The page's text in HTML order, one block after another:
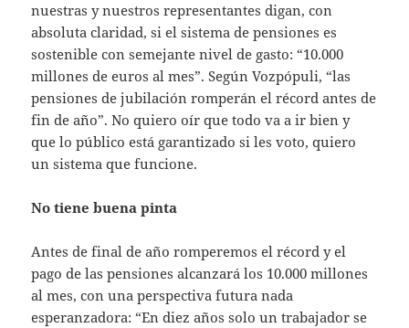
nuestras y nuestros representantes digan, con
absoluta claridad, si el sistema de pensiones es
sostenible con semejante nivel de gasto: “10.000
millones de euros al mes”. Según Vozpópuli, “las
pensiones de jubilación romperán el récord antes de
fin de año”. No quiero oír que todo va a ir bien y
que lo público está garantizado si les voto, quiero
un sistema que funcione.
No tiene buena pinta
Antes de final de año romperemos el récord y el
pago de las pensiones alcanzará los 10.000 millones
al mes, con una perspectiva futura nada
esperanzadora: “En diez años solo un trabajador se